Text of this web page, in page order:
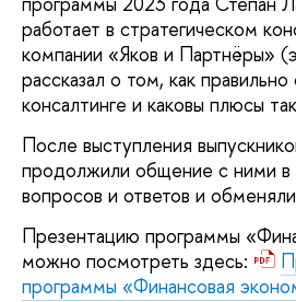
работает в стратегическом
компании «Яков и Партнёры»
рассказал о том, как
консалтинге и каковы плюсы
После выступления
продолжили общение с ними в
вопросов и ответов и
Презентацию программы
можно посмотреть здесь:
программы «Финансовая